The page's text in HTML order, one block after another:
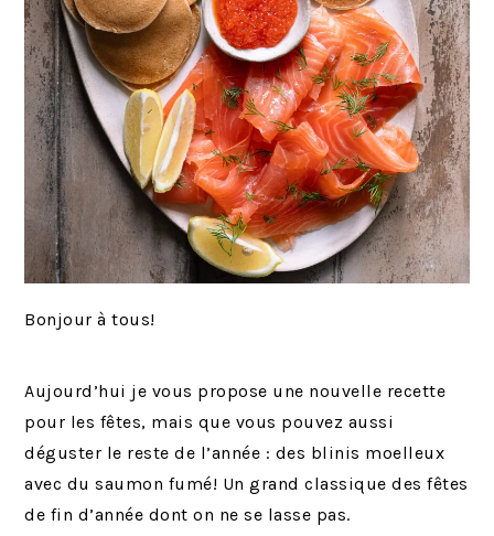
Bonjour à tous!
Aujourd’hui je vous propose une nouvelle recette
pour les fêtes, mais que vous pouvez aussi
déguster le reste de l’année : des blinis moelleux
avec du saumon fumé! Un grand classique des fêtes
de fin d’année dont on ne se lasse pas.